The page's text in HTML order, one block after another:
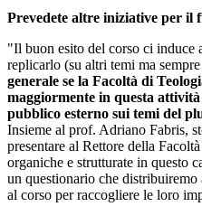
Prevedete altre iniziative per il
"Il buon esito del corso ci induce
replicarlo (su altri temi ma
generale se la Facoltà di
maggiormente in questa
pubblico esterno sui temi del
Insieme al prof. Adriano Fabris,
presentare al Rettore della
organiche e strutturate in questo
un questionario che distribuiremo
al corso per raccogliere le loro